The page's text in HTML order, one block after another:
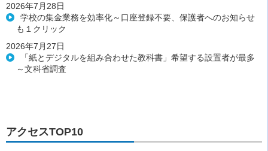
2026年7月28日
学校の集金業務を効率化～口座登録不要、保護者へのお知らせ
も１クリック
2026年7月27日
「紙とデジタルを組み合わせた教科書」希望する設置者が最多
～文科省調査
アクセスTOP10